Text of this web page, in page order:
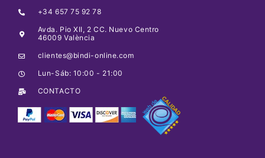
+34 657 75 92 78
Avda. Pio XII, 2 CC. Nuevo Centro
46009 València
clientes@bindi-online.com
Lun-Sáb: 10:00 - 21:00
CONTACTO